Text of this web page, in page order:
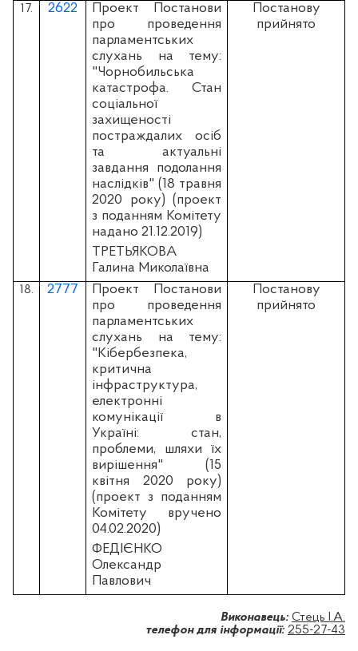
17. 2622
Проект Постанови
про проведення
парламентських
слухань на тему:
"Чорнобильська
катастрофа. Стан
соціальної
захищеності
постраждалих осіб
та актуальні
завдання подолання
наслідків" (18 травня
2020 року) (проект
з поданням Комітету
надано 21.12.2019)
ТРЕТЬЯКОВА
Галина Миколаївна
Постанову
прийнято
18. 2777
Проект Постанови
про проведення
парламентських
слухань на тему:
"Кібербезпека,
критична
інфраструктура,
електронні
комунікації в
Україні: стан,
проблеми, шляхи їх
вирішення" (15
квітня 2020 року)
(проект з поданням
Комітету вручено
04.02.2020)
ФЕДІЄНКО
Олександр
Павлович
Постанову
прийнято
Виконавець: Стець І.А.
телефон для інформації: 255-27-43